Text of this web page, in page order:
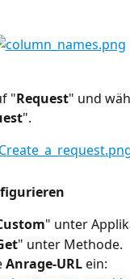
"Request" und
".
" unter
" unter Methode.
Anrage-URL ein: